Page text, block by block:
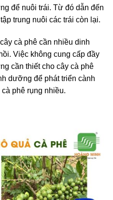
để nuôi trái. Từ đó dẫn đến
trung nuôi các trái còn lại.
cà phê cần nhiều dinh
Việc không cung cấp đầy
cần thiết cho cây cà phê
dưỡng để phát triển cành
phê rụng nhiều.